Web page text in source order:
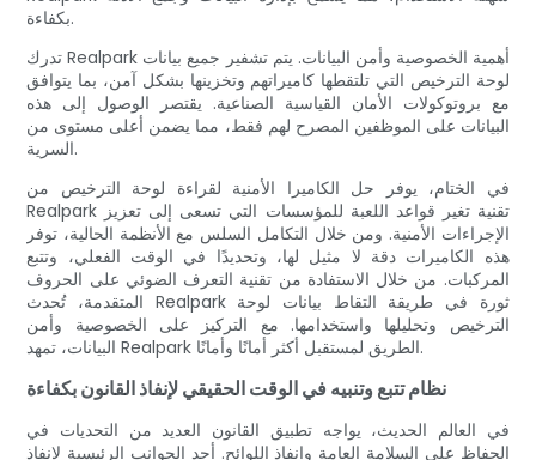
بكفاءة.
تدرك Realpark أهمية الخصوصية وأمن البيانات. يتم تشفير جميع بيانات
لوحة الترخيص التي تلتقطها كاميراتهم وتخزينها بشكل آمن، بما يتوافق
مع بروتوكولات الأمان القياسية الصناعية. يقتصر الوصول إلى هذه
البيانات على الموظفين المصرح لهم فقط، مما يضمن أعلى مستوى من
السرية.
في الختام، يوفر حل الكاميرا الأمنية لقراءة لوحة الترخيص من
Realpark تقنية تغير قواعد اللعبة للمؤسسات التي تسعى إلى تعزيز
الإجراءات الأمنية. ومن خلال التكامل السلس مع الأنظمة الحالية، توفر
هذه الكاميرات دقة لا مثيل لها، وتحديدًا في الوقت الفعلي، وتتبع
المركبات. من خلال الاستفادة من تقنية التعرف الضوئي على الحروف
المتقدمة، تُحدث Realpark ثورة في طريقة التقاط بيانات لوحة
الترخيص وتحليلها واستخدامها. مع التركيز على الخصوصية وأمن
البيانات، تمهد Realpark الطريق لمستقبل أكثر أمانًا وأمانًا.
نظام تتبع وتنبيه في الوقت الحقيقي لإنفاذ القانون بكفاءة
في العالم الحديث، يواجه تطبيق القانون العديد من التحديات في
الحفاظ على السلامة العامة وإنفاذ اللوائح. أحد الجوانب الرئيسية لإنفاذ